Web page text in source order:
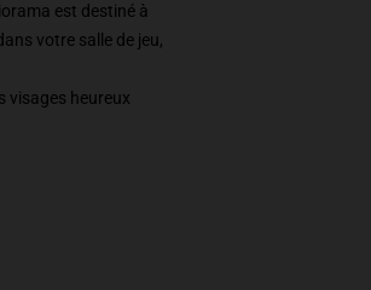
est destiné à
votre salle de jeu,
visages heureux